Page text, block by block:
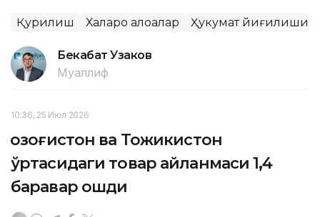
Қурилиш Халқаро алоқалар Ҳукумат йиғилиши
Бекабат Узаков
Муаллиф
10:36, 25 Июл 2026
Қозоғистон ва Тожикистон
ўртасидаги товар айланмаси 1,4
баравар ошди